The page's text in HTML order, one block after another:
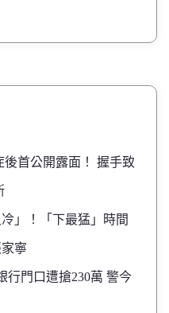
首公開露面！ 握手致
」！「下最猛」時間
寧
行門口遭搶230萬 警今